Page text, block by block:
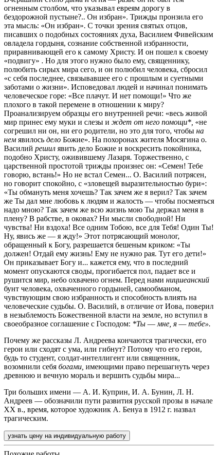
огненным столбом, что указывал евреям дорогу в
бездорожной пустыне?.. Он избран». Трижды пронзила его
эта мысль: «Он избран». С точки зрения святых отцов,
писавших о подобных состояниях духа, Василием Фивейским
овладела гордыня, сознание собственной избранности,
приравнивающей его к самому Христу. И он пошел к своему
«подвигу» . Но для этого нужно было ему, священнику,
полюбить сирых мира сего, и он полюбил человека, сбросил
«с себя последнее, связывавшее его с прошлым и суетными
заботами о жизни». Исповедовал людей и начинал понимать
человеческое горе: «Все плачут. И нет помощи!» Что же
плохого в такой перемене в отношении к миру?
Проанализируем образцы его внутренней речи: «весь живой
мир принес ему муки и слезы и ждет от него помощи*, «не
согрешил ни он, ни его родители, но это для того, чтобы на
нем явилось дело Божие». На похоронах жителя Мосягина о.
Василий решил явить дело Божие и воскресить покойника,
подобно Христу, оживившему Лазаря. Торжественно, с
царственной простотой трижды произнес он: «Семен! Тебе
говорю, встань!» Но не встал Семен... О. Василий потрясен,
но говорит спокойно, с «зловещей выразительностью бури»:
«Ты обмануть меня хочешь? Так зачем же я верил? Так зачем
же Ты дал мне любовь к людям и жалость — чтобы посмеяться
надо мною? Так зачем же всю жизнь мою Ты держал меня в
плену? В рабстве, в оковах? Ни мысли свободной! Ни
чувства! Ни вздоха! Все одним Тобою, все для Тебя! Один Ты!
Ну, явись же — я жду!» Этот потрясающий монолог,
обращенный к Богу, разрешается бешеным криком: «Ты
должен! Отдай ему жизнь! Ему не нужно рая. Тут его дети!»
Он приказывает Богу и... кажется ему, что в последний
момент опускаются своды, прогибается пол, падает все и
рушится мир, небо охвачено огнем. Перед нами ницшеанский
бунт человека, охваченного гордыней, самообманом,
чувствующим свою избранность и способность влиять на
человеческие судьбы. О. Василий, в отличие от Иова, поверил
в незыблемость Божественной власти на земле, но вступил в
своеобразное соглашение с Господом: *Ты — мне, я — тебе».
Почему же рассказы Л. Андреева кончаются трагически, его
герои или сходят с ума, или гибнут? Потому что его герои,
будь то студент, солдат-интеллигент или священник,
возомнили себя богами, имеющими право перешагнуть через
древнюю и вечную мораль и вершить судьбы мира...
Три больших имени — А. И. Куприн, И. А. Бунин, Л. Н.
Андреев — обозначили пути развития русской прозы в начале
XX в., время, которое художник А. Бенуа в 1912 г. назвал
трагическим.
узнать цену на индивидуальную работу